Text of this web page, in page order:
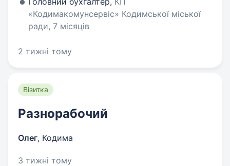
«Кодимакомунсервіс» Кодимської міської
ради, 7 місяців
2 тижні тому
Візитка
Разнорабочий
Олег, Кодима
3 тижні тому